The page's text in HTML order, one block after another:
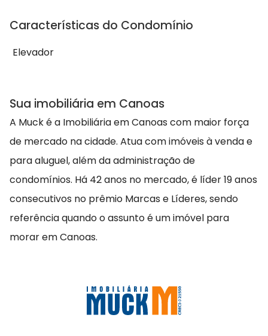
Características do Condomínio
Elevador
Sua imobiliária em Canoas
A Muck é a Imobiliária em Canoas com maior força
de mercado na cidade. Atua com imóveis à venda e
para aluguel, além da administração de
condomínios. Há 42 anos no mercado, é líder 19 anos
consecutivos no prêmio Marcas e Líderes, sendo
referência quando o assunto é um imóvel para
morar em Canoas.